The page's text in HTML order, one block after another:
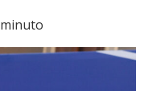
minuto